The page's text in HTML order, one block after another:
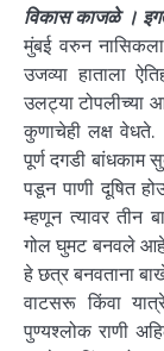
विकास काजळे ।
मुंबई वरुन
उजव्या हाताला
उलट्या टोपलीच्या
कुणाचेही लक्ष
पूर्ण दगडी बांधकाम
पडून पाणी दूषित
म्हणून त्यावर तीन
गोल घुमट बनवले
हे छत्र बनवताना
वाटसरू किंवा
पुण्यश्लोक राणी